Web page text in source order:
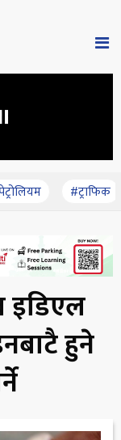
#ट्राफिक
हुने